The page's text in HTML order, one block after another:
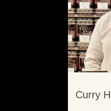
Curry